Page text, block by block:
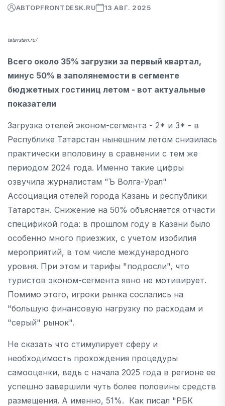
АВТОРFRONTDESK.RU 13 АВГ. 2025
tatarstan.ru/
Всего около 35% загрузки за первый квартал,
минус 50% в заполянемости в сегменте
бюджетных гостиниц летом - вот актуальные
показатели
Загрузка отелей эконом-сегмента - 2* и 3* - в
Республике Татарстан нынешним летом снизилась
практически вполовину в сравнении с тем же
периодом 2024 года. Именно такие цифры
озвучила журналистам "Ъ Волга-Урал"
Ассоциация отелей города Казань и республики
Татарстан. Снижение на 50% объясняется отчасти
спецификой года: в прошлом году в Казани было
особенно много приезжих, с учетом изобилия
мероприятий, в том числе международного
уровня. При этом и тарифы "подросли", что
туристов эконом-сегмента явно не мотивирует.
Помимо этого, игроки рынка сослались на
"большую финансовую нагрузку по расходам и
"серый" рынок".
Не сказать что стимулирует сферу и
необходимость прохождения процедуры
самооценки, ведь с начала 2025 года в регионе ее
успешно завершили чуть более половины средств
размещения. А именно, 51%. Как писал "РБК